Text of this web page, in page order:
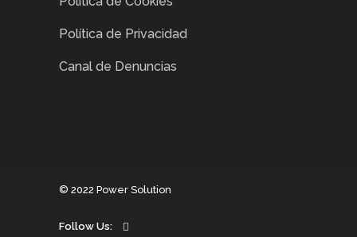
Política de Privacidad
Canal de Denuncias
© 2022 Power Solution
Follow Us: